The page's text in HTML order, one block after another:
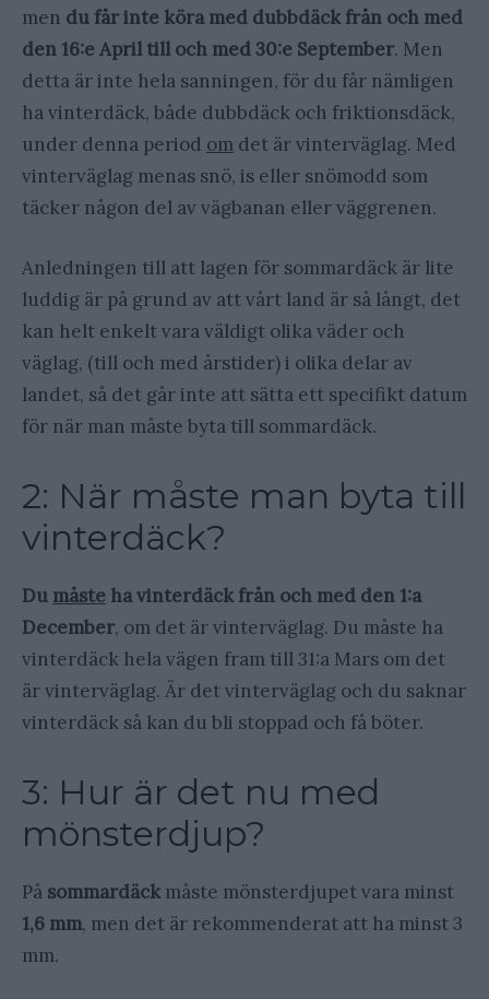
men du får inte köra med dubbdäck från och med
den 16:e April till och med 30:e September. Men
detta är inte hela sanningen, för du får nämligen
ha vinterdäck, både dubbdäck och friktionsdäck,
under denna period om det är vinterväglag. Med
vinterväglag menas snö, is eller snömodd som
täcker någon del av vägbanan eller väggrenen.
Anledningen till att lagen för sommardäck är lite
luddig är på grund av att vårt land är så långt, det
kan helt enkelt vara väldigt olika väder och
väglag, (till och med årstider) i olika delar av
landet, så det går inte att sätta ett specifikt datum
för när man måste byta till sommardäck.
2: När måste man byta till
vinterdäck?
Du måste ha vinterdäck från och med den 1:a
December, om det är vinterväglag. Du måste ha
vinterdäck hela vägen fram till 31:a Mars om det
är vinterväglag. Är det vinterväglag och du saknar
vinterdäck så kan du bli stoppad och få böter.
3: Hur är det nu med
mönsterdjup?
På sommardäck måste mönsterdjupet vara minst
1,6 mm, men det är rekommenderat att ha minst 3
mm.